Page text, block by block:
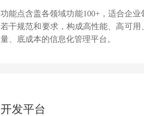
功能点含盖各领域功能100+，适合企业
若干规范和要求，构成高性能、高可用
量、底成本的信息化管理平台。
开发平台